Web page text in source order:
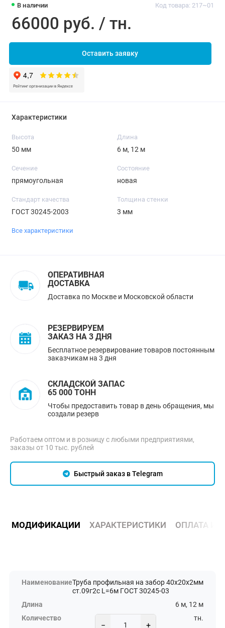
В наличии Код товара: 217~01
66000 руб. / тн.
Оставить заявку
Характеристики
Высота
50 мм
Длина
6 м, 12 м
Сечение
прямоугольная
Состояние
новая
Стандарт качества
ГОСТ 30245-2003
Толщина стенки
3 мм
Все характеристики
ОПЕРАТИВНАЯ
ДОСТАВКА
Доставка по Москве и Московской области
РЕЗЕРВИРУЕМ
ЗАКАЗ НА 3 ДНЯ
Бесплатное резервирование товаров постоянным
заказчикам на 3 дня
СКЛАДСКОЙ ЗАПАС
65 000 ТОНН
Чтобы предоставить товар в день обращения, мы
создали резерв
Работаем оптом и в розницу с любыми предприятиями,
заказы от 10 тыс. рублей
Быстрый заказ в Telegram
МОДИФИКАЦИИ ХАРАКТЕРИСТИКИ ОПЛАТА И
Труба профильная на забор 40х20х2мм
ст.09г2с L=6м ГОСТ 30245-03
6 м, 12 м
− +
тн.